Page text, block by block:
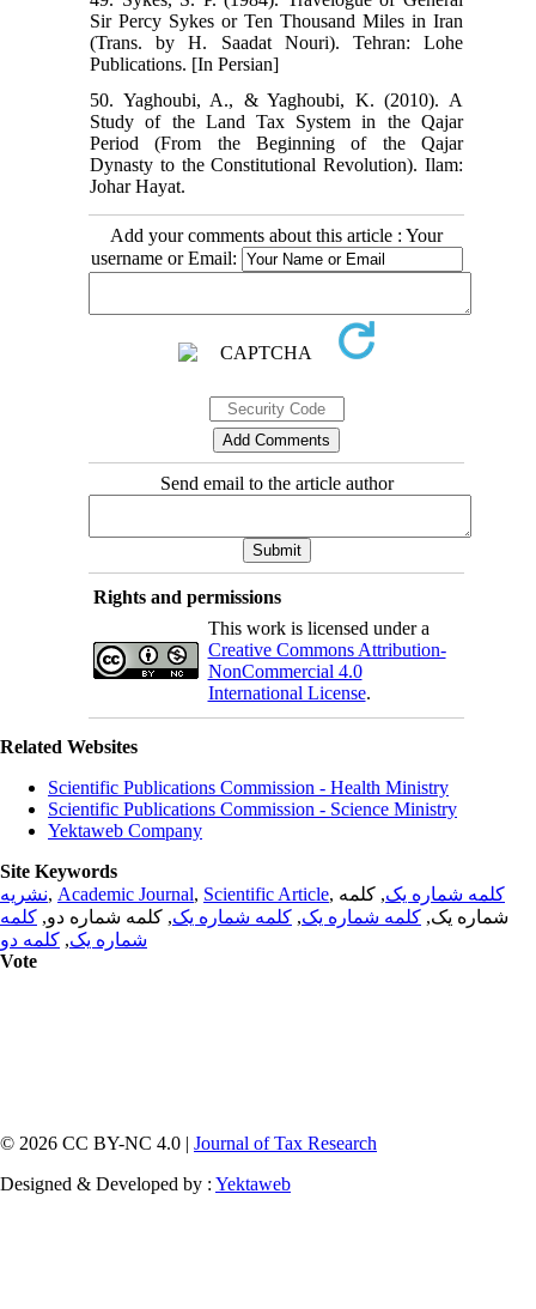
Sir Percy Sykes or Ten Thousand Miles in Iran
(Trans. by H. Saadat Nouri). Tehran: Lohe
Publications. [In Persian]
50. Yaghoubi, A., & Yaghoubi, K. (2010). A
Study of the Land Tax System in the Qajar
Period (From the Beginning of the Qajar
Dynasty to the Constitutional Revolution). Ilam:
Johar Hayat.
Add your comments about this article : Your
username or Email:
Send email to the article author
Rights and permissions
This work is licensed under a
Creative Commons Attribution-
NonCommercial 4.0
International License.
Related Websites
Scientific Publications Commission - Health Ministry
Scientific Publications Commission - Science Ministry
Yektaweb Company
Site Keywords
نشریه, Academic Journal, Scientific Article, کلمه شماره یک, کلمه
شماره یک, کلمه شماره یک, کلمه شماره یک, کلمه شماره دو, کلمه
شماره یک, کلمه دو
Vote
© 2026 CC BY-NC 4.0 | Journal of Tax Research
Designed & Developed by : Yektaweb